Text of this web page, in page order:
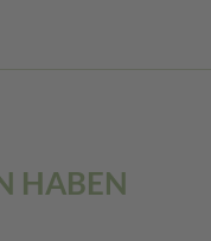
HABEN